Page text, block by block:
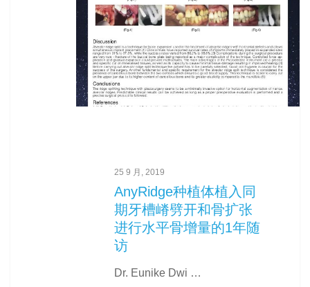
25 9 月, 2019
AnyRidge种植体植入同
期牙槽嵴劈开和骨扩张
进行水平骨增量的1年随
访
Dr. Eunike Dwi …